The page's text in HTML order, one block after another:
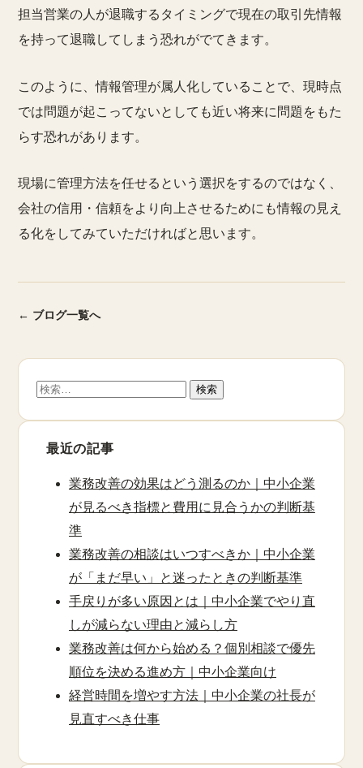
担当営業の人が退職するタイミングで現在の取引先情報
を持って退職してしまう恐れがでてきます。
このように、情報管理が属人化していることで、現時点
では問題が起こってないとしても近い将来に問題をもた
らす恐れがあります。
現場に管理方法を任せるという選択をするのではなく、
会社の信用・信頼をより向上させるためにも情報の見え
る化をしてみていただければと思います。
← ブログ一覧へ
検
最近の記事
業務改善の効果はどう測るのか｜中小企業
が見るべき指標と費用に見合うかの判断基
準
業務改善の相談はいつすべきか｜中小企業
が「まだ早い」と迷ったときの判断基準
手戻りが多い原因とは｜中小企業でやり直
しが減らない理由と減らし方
業務改善は何から始める？個別相談で優先
順位を決める進め方｜中小企業向け
経営時間を増やす方法｜中小企業の社長が
見直すべき仕事